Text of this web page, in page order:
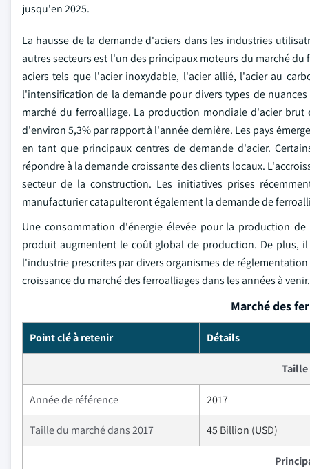
jusqu'en 2025.
La hausse de la demande d'aciers dans les industries
autres secteurs est l'un des principaux moteurs du marché
aciers tels que l'acier inoxydable, l'acier allié, l'acier au
l'intensification de la demande pour divers types de
marché du ferroalliage. La production mondiale d'acier
d'environ 5,3% par rapport à l'année dernière. Les pays
en tant que principaux centres de demande d'acier.
répondre à la demande croissante des clients locaux.
secteur de la construction. Les initiatives prises
manufacturier catapulteront également la demande de
Une consommation d'énergie élevée pour la production
produit augmentent le coût global de production. De plus,
l'industrie prescrites par divers organismes de
croissance du marché des ferroalliages dans les années à venir.
Marché des
Point clé à retenir Détails
Taille
Année de référence 2017
Taille du marché dans 2017 45 Billion (USD)